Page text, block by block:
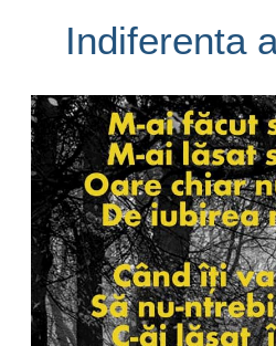
Indiferenta